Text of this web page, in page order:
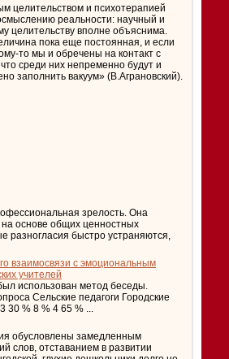
целительством и психотерапией
реальности: научный и
целительству вполне объяснима.
пока еще постоянная, и если
то мы и обречены на контакт с
среди них непременно будут и
заполнить вакуум» (В.Аграновский).
зрелость. Она
основе общих ценностных
быстро устраняются,
взаимосвязи с эмоциональным
учителей
использован метод беседы.
Сельские педагоги Городские
30 % 8 % 4 65 % ...
обусловлены замедленным
слов, отставанием в развитии